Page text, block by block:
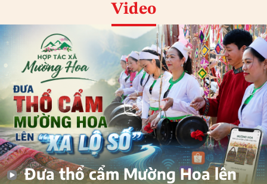
Video
Đưa thổ cẩm Mường Hoa lên